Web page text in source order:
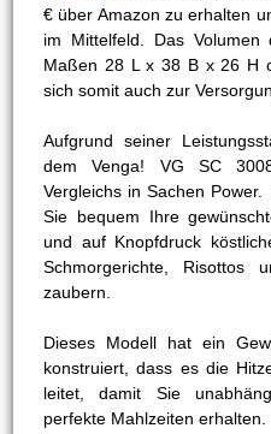
€ über Amazon zu erhalten
im Mittelfeld. Das Volumen
Maßen 28 L x 38 B x 26 H
sich somit auch zur
Aufgrund seiner
dem Venga! VG SC
Vergleichs in Sachen
Sie bequem Ihre
und auf Knopfdruck
Schmorgerichte, Risottos
zaubern.
Dieses Modell hat ein
konstruiert, dass es die
leitet, damit Sie
perfekte Mahlzeiten erhalten.